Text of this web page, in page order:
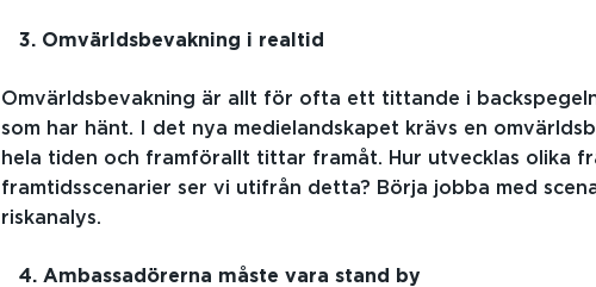
3. Omvärldsbevakning i realtid
Omvärldsbevakning är allt för ofta ett tittande i
som har hänt. I det nya medielandskapet krävs en
hela tiden och framförallt tittar framåt. Hur utvecklas olika
framtidsscenarier ser vi utifrån detta? Börja jobba med
riskanalys.
4. Ambassadörerna måste vara stand by